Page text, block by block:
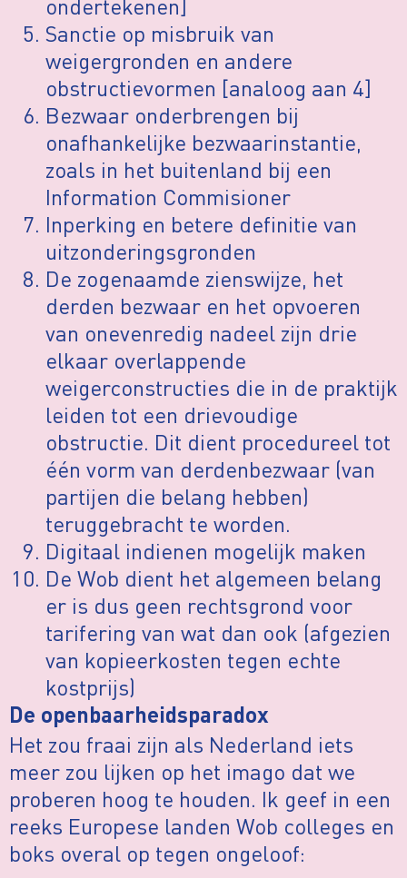
ondertekenen]
Sanctie op misbruik van
weigergronden en andere
obstructievormen [analoog aan 4]
Bezwaar onderbrengen bij
onafhankelijke bezwaarinstantie,
zoals in het buitenland bij een
Information Commisioner
Inperking en betere definitie van
uitzonderingsgronden
De zogenaamde zienswijze, het
derden bezwaar en het opvoeren
van onevenredig nadeel zijn drie
elkaar overlappende
weigerconstructies die in de praktijk
leiden tot een drievoudige
obstructie. Dit dient procedureel tot
één vorm van derdenbezwaar (van
partijen die belang hebben)
teruggebracht te worden.
Digitaal indienen mogelijk maken
De Wob dient het algemeen belang
er is dus geen rechtsgrond voor
tarifering van wat dan ook (afgezien
van kopieerkosten tegen echte
kostprijs)
De openbaarheidsparadox
Het zou fraai zijn als Nederland iets
meer zou lijken op het imago dat we
proberen hoog te houden. Ik geef in een
reeks Europese landen Wob colleges en
boks overal op tegen ongeloof: